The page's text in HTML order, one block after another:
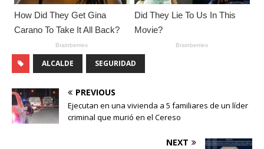
ALCALDE SEGURIDAD
PREVIOUS
Ejecutan en una vivienda a 5 familiares de un líder
criminal que murió en el Cereso
NEXT